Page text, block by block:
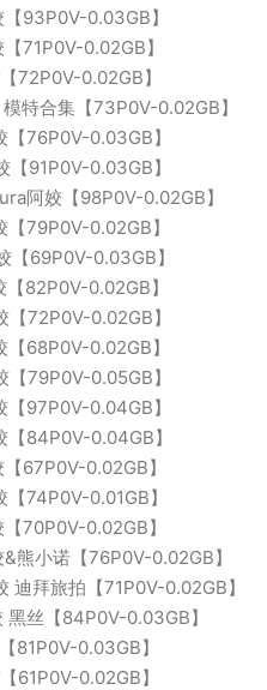
93P0V-0.03GB】
71P0V-0.02GB】
72P0V-0.02GB】
特合集【73P0V-0.02GB】
76P0V-0.03GB】
91P0V-0.03GB】
阿姣【98P0V-0.02GB】
79P0V-0.02GB】
69P0V-0.03GB】
82P0V-0.02GB】
72P0V-0.02GB】
68P0V-0.02GB】
79P0V-0.05GB】
97P0V-0.04GB】
84P0V-0.04GB】
67P0V-0.02GB】
74P0V-0.01GB】
70P0V-0.02GB】
熊小诺【76P0V-0.02GB】
拜旅拍【71P0V-0.02GB】
丝【84P0V-0.03GB】
81P0V-0.03GB】
61P0V-0.02GB】